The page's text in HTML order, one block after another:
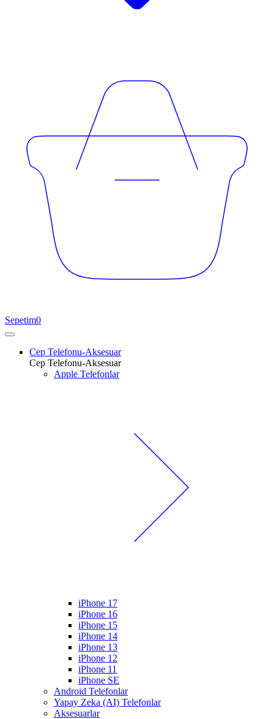
Sepetim0
Cep Telefonu-Aksesuar
Cep Telefonu-Aksesuar
Apple Telefonlar
iPhone 17
iPhone 16
iPhone 15
iPhone 14
iPhone 13
iPhone 12
iPhone 11
iPhone SE
Android Telefonlar
Yapay Zeka (AI) Telefonlar
Aksesuarlar